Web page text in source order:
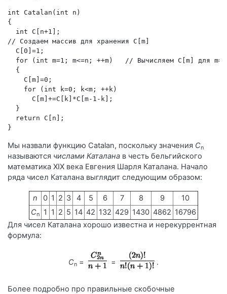
int Catalan(int n)
{
int C[n+1];
// Создаем массив для хранения C[m]
C[0]=1;
for (int m=1; m<=n; ++m)   // Вычисляем C[m] для
{
C[m]=0;
for (int k=0; k<m; ++k)
C[m]+=C[k]*C[m-1-k];
}
return C[n];
}
Мы назвали функцию Catalan, поскольку значения Cn
называются числами Каталана в честь бельгийского
математика XIX века Евгения Шарля Каталана. Начало
ряда чисел Каталана выглядит следующим образом:
n 0 1 2 3 4 5 6 7 8 9
10
Cn 1 1 2 5 14 42 132 429 1430 4862 16796
Для чисел Каталана хорошо известна и нерекуррентная
формула:
Cn = = .
Более подробно про правильные скобочные